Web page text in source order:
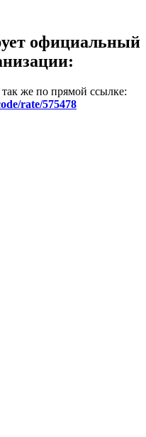
официальный
же по прямой ссылке:
rate/575478